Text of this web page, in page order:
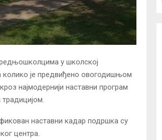
у школској
је предвиђено овогодишњом
најмодернији наставни програм
наставни кадар подршка су
центра.